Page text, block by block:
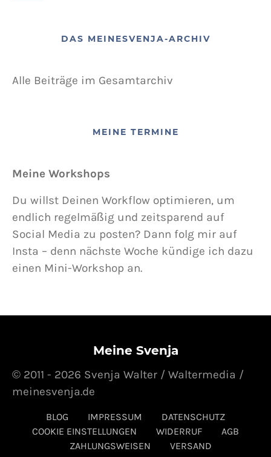
DAS MEINESVENJA-ARCHIV
Alle Beiträge im Gesamtarchiv
MEINE TERMINE
Meine Workshops
Du willst Deinen Workflow optimieren, um
endlich regelmäßig und zeitsparend auf
Social Media zu posten? Dann folg mir auf
Insta – denn nächste Woche kündige ich dazu
einen Mini-Workshop an.
Meine Svenja
BLOG IMPRESSUM
DATENSCHUTZ
COOKIE EINSTELLUNGEN
WIDERRUF
AGB
ZAHLUNGSWEISEN
VERSAND
© 2011 - 2026 Svenja Walter / Waltermedia /
meinesvenja.de